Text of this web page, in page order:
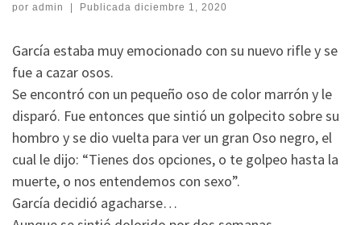
por admin | Publicada diciembre 1, 2020
García estaba muy emocionado con su nuevo rifle y se
fue a cazar osos.
Se encontró con un pequeño oso de color marrón y le
disparó. Fue entonces que sintió un golpecito sobre su
hombro y se dio vuelta para ver un gran Oso negro, el
cual le dijo: “Tienes dos opciones, o te golpeo hasta la
muerte, o nos entendemos con sexo”.
García decidió agacharse…